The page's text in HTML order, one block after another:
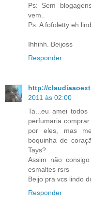
Ps: Sem
vem..
Ps: A fofoletty eh
Ihhihh. Beijoss
Responder
http://
2011 às 02:00
Ta...eu amei
perfumaria
por eles, mas
boquinha de
Tays?
Assim não
esmaltes rsrs
Beijo pra vcs lindo
Responder